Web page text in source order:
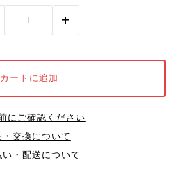
+
にご確認ください
・交換について
い・配送について